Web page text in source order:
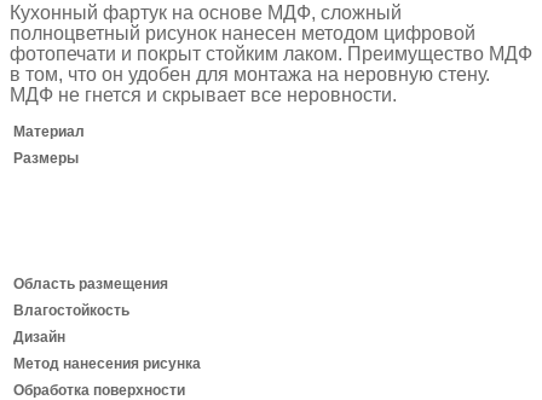
Кухонный фартук на основе МДФ, сложный
полноцветный рисунок нанесен методом цифровой
фотопечати и покрыт стойким лаком. Преимущество МДФ
в том, что он удобен для монтажа на неровную стену.
МДФ не гнется и скрывает все неровности.
Материал
Размеры
Область размещения
Влагостойкость
Дизайн
Метод нанесения рисунка
Обработка поверхности